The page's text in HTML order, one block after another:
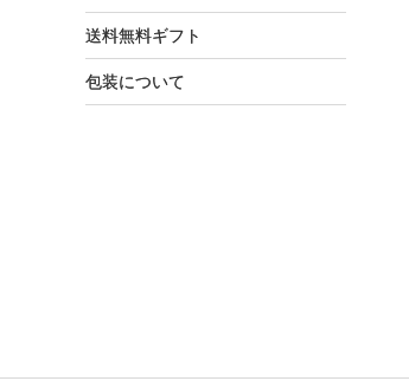
送料無料ギフト
包装について